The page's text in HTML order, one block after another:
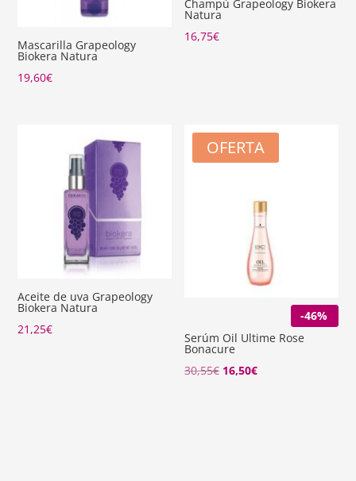
Mascarilla Grapeology
Biokera Natura
19,60€
Champú Grapeology Biokera
Natura
16,75€
Aceite de uva Grapeology
Biokera Natura
21,25€
OFERTA
-46%
Serúm Oil Ultime Rose
Bonacure
30,55€ El
16,50€El